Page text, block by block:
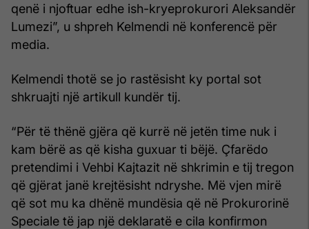
qenë i njoftuar edhe ish-kryeprokurori Aleksandër
Lumezi”, u shpreh Kelmendi në konferencë për
media.
Kelmendi thotë se jo rastësisht ky portal sot
shkruajti një artikull kundër tij.
“Për të thënë gjëra që kurrë në jetën time nuk i
kam bërë as që kisha guxuar ti bëjë. Çfarëdo
pretendimi i Vehbi Kajtazit në shkrimin e tij tregon
që gjërat janë krejtësisht ndryshe. Më vjen mirë
që sot mu ka dhënë mundësia që në Prokurorinë
Speciale të jap një deklaratë e cila konfirmon